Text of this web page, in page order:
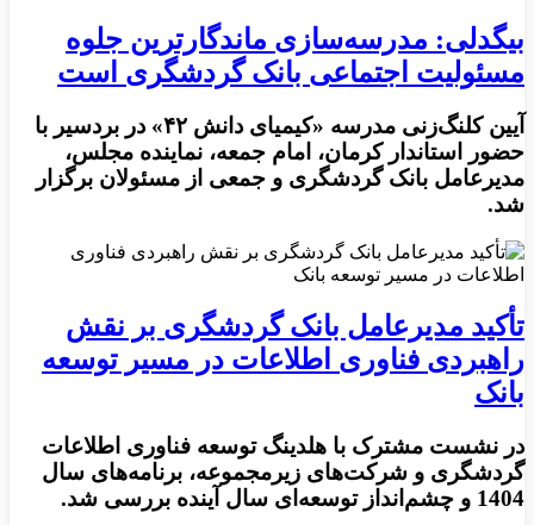
بیگدلی: مدرسه‌سازی ماندگارترین جلوه
مسئولیت اجتماعی بانک گردشگری است
آیین کلنگ‌زنی مدرسه «کیمیای دانش ۴۲» در بردسیر با
حضور استاندار کرمان، امام جمعه، نماینده مجلس،
مدیرعامل بانک گردشگری و جمعی از مسئولان برگزار
شد.
تأکید مدیرعامل بانک گردشگری بر نقش
راهبردی فناوری اطلاعات در مسیر توسعه
بانک
در نشست مشترک با هلدینگ توسعه فناوری اطلاعات
گردشگری و شرکت‌های زیرمجموعه، برنامه‌های سال
1404 و چشم‌انداز توسعه‌ای سال آینده بررسی شد.